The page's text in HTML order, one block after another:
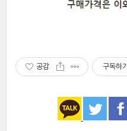
공감 구독하기